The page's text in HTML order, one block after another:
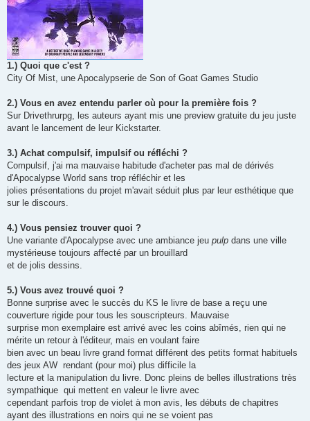
1.) Quoi que c'est ?
City Of Mist, une Apocalypserie de Son of Goat Games Studio
2.) Vous en avez entendu parler où pour la première fois ?
Sur Drivethrurpg, les auteurs ayant mis une preview gratuite du jeu juste
avant le lancement de leur Kickstarter.
3.) Achat compulsif, impulsif ou réfléchi ?
Compulsif, j'ai ma mauvaise habitude d'acheter pas mal de dérivés
d'Apocalypse World sans trop réfléchir et les
jolies présentations du projet m'avait séduit plus par leur esthétique que
sur le discours.
4.) Vous pensiez trouver quoi ?
Une variante d'Apocalypse avec une ambiance jeu pulp dans une ville
mystérieuse toujours affecté par un brouillard
et de jolis dessins.
5.) Vous avez trouvé quoi ?
Bonne surprise avec le succès du KS le livre de base a reçu une
couverture rigide pour tous les souscripteurs. Mauvaise
surprise mon exemplaire est arrivé avec les coins abîmés, rien qui ne
mérite un retour à l'éditeur, mais en voulant faire
bien avec un beau livre grand format différent des petits format habituels
des jeux AW rendant (pour moi) plus difficile la
lecture et la manipulation du livre. Donc pleins de belles illustrations très
sympathique qui mettent en valeur le livre avec
cependant parfois trop de violet à mon avis, les débuts de chapitres
ayant des illustrations en noirs qui ne se voient pas